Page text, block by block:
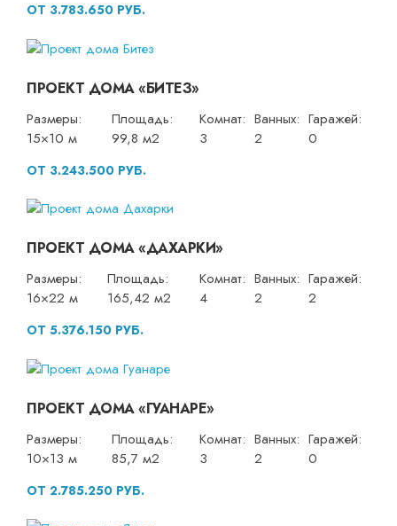
ОТ 3.783.650 РУБ.
ПРОЕКТ ДОМА «БИТЕЗ»
Размеры:
15×10 м
Площадь:
99,8 м2
Комнат:
3
Ванных:
2
Гаражей:
0
ОТ 3.243.500 РУБ.
ПРОЕКТ ДОМА «ДАХАРКИ»
Размеры:
16×22 м
Площадь:
165,42 м2
Комнат:
4
Ванных:
2
Гаражей:
2
ОТ 5.376.150 РУБ.
ПРОЕКТ ДОМА «ГУАНАРЕ»
Размеры:
10×13 м
Площадь:
85,7 м2
Комнат:
3
Ванных:
2
Гаражей:
0
ОТ 2.785.250 РУБ.